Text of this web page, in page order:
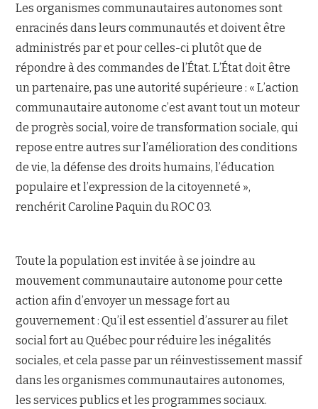
Les organismes communautaires autonomes sont
enracinés dans leurs communautés et doivent être
administrés par et pour celles-ci plutôt que de
répondre à des commandes de l’État. L’État doit être
un partenaire, pas une autorité supérieure : « L’action
communautaire autonome c’est avant tout un moteur
de progrès social, voire de transformation sociale, qui
repose entre autres sur l’amélioration des conditions
de vie, la défense des droits humains, l’éducation
populaire et l’expression de la citoyenneté »,
renchérit Caroline Paquin du ROC 03.
Toute la population est invitée à se joindre au
mouvement communautaire autonome pour cette
action afin d’envoyer un message fort au
gouvernement : Qu’il est essentiel d’assurer au filet
social fort au Québec pour réduire les inégalités
sociales, et cela passe par un réinvestissement massif
dans les organismes communautaires autonomes,
les services publics et les programmes sociaux.